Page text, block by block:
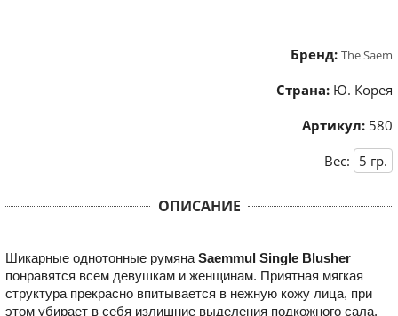
Бренд: The Saem
Страна: Ю. Корея
Артикул: 580
Вес: 5 гр.
ОПИСАНИЕ
Шикарные однотонные румяна Saemmul Single Blusher
понравятся всем девушкам и женщинам. Приятная мягкая
структура прекрасно впитывается в нежную кожу лица, при
этом убирает в себя излишние выделения подкожного сала,